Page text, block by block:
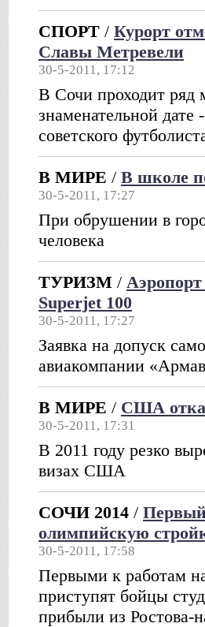
СПОРТ / Курорт
Славы Метревели
30-5-2011, 17:12
В Сочи проходит ряд
знаменательной
советского
В МИРЕ / В школе
30-5-2011, 17:27
При обрушении в
человека
ТУРИЗМ /
Superjet 100
30-5-2011, 17:27
Заявка на допуск
авиакомпании
В МИРЕ / США
30-5-2011, 17:31
В 2011 году резко
визах США
СОЧИ 2014 / Первый
олимпийскую
30-5-2011, 17:58
Первыми к работам
приступят бойцы
прибыли из Ростова-